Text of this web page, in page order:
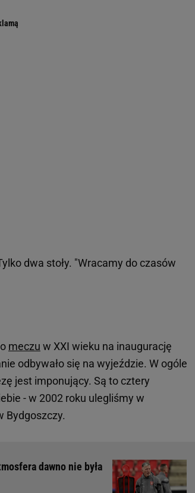
dwa stoły. "Wracamy do czasów
meczu w XXI wieku na inaugurację
odbywało się na wyjeździe. W ogóle
jest imponujący. Są to cztery
- w 2002 roku ulegliśmy w
Bydgoszczy.
dawno nie była